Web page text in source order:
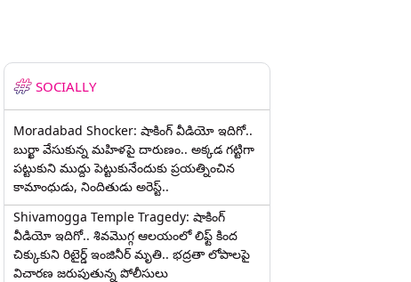
SOCIALLY
Moradabad Shocker: షాకింగ్ వీడియో ఇదిగో..
బుర్ఖా వేసుకున్న మహిళపై దారుణం.. అక్కడ గట్టిగా
పట్టుకుని ముద్దు పెట్టుకునేందుకు ప్రయత్నించిన
కామాంధుడు, నిందితుడు అరెస్ట్..
Shivamogga Temple Tragedy: షాకింగ్
వీడియో ఇదిగో.. శివమొగ్గ ఆలయంలో లిఫ్ట్ కింద
చిక్కుకుని రిటైర్డ్ ఇంజినీర్ మృతి.. భద్రతా లోపాలపై
విచారణ జరుపుతున్న పోలీసులు